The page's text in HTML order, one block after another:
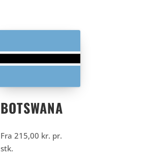
BOTSWANA
Fra 215,00 kr. pr.
stk.